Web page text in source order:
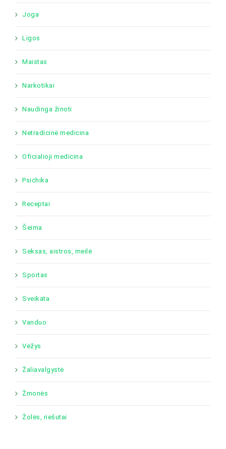
Joga
Ligos
Maistas
Narkotikai
Naudinga žinoti
Netradicinė medicina
Oficialioji medicina
Psichika
Receptai
Šeima
Seksas, aistros, meilė
Sportas
Sveikata
Vanduo
Vėžys
Žaliavalgystė
Žmonės
Žolės, riešutai